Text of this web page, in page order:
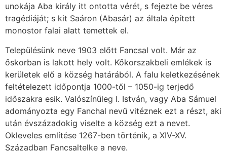
unokája Aba király itt ontotta vérét, s fejezte be véres
tragédiáját; s kit Saáron (Abasár) az általa épített
monostor falai alatt temettek el.
Településünk neve 1903 előtt Fancsal volt. Már az
őskorban is lakott hely volt. Kőkorszakbeli emlékek is
kerületek elő a község határából. A falu keletkezésének
feltételezett időpontja 1000-től – 1050-ig terjedő
időszakra esik. Valószínűleg I. István, vagy Aba Sámuel
adományozta egy Fanchal nevű vitéznek ezt a részt, aki
után évszázadokig viselte a község ezt a nevet.
Okleveles említése 1267-ben történik, a XIV-XV.
Században Fancsaltelke a neve.